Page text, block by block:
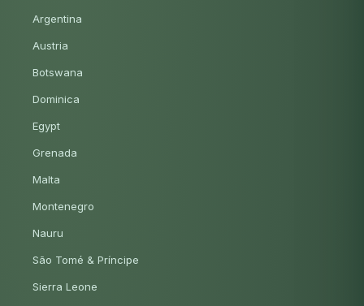
Argentina
Austria
Botswana
Dominica
Egypt
Grenada
Malta
Montenegro
Nauru
São Tomé & Príncipe
Sierra Leone